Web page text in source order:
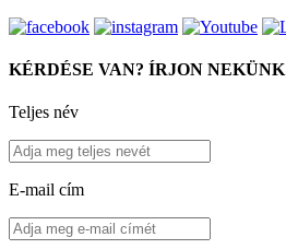
KÉRDÉSE VAN? ÍRJON NEKÜNK
Teljes név
E-mail cím